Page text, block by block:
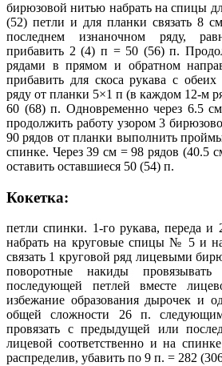
бирюзовой нитью набрать на спицы
(52) петли и для планки связать 8
последнем изнаночном ряду,
прибавить 2 (4) п = 50 (56) п.
рядами в прямом и обратном
прибавить для скоса рукава с
ряду от планки 5×1 п (в каждом 12-м
60 (68) п. Одновременно через 6.5
продолжить работу узором 3
90 рядов от планки выполнить
спинке. Через 39 см = 98 рядов (40.5
оставить оставшиеся 50 (54) п.
Кокетка:
петли спинки. 1-го рукава, переда и
набрать на круговые спицы № 5 и
связать 1 круговой ряд лицевыми
поворотные накиды
последующей петлей вместе
избежание образования дырочек и
общей сложности 26 п.
провязать с предыдущей или
лицевой соответственно и на
распределив, убавить по 9 п. = 282